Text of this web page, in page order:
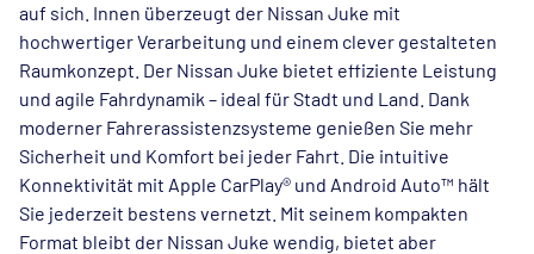
auf sich. Innen überzeugt der Nissan Juke mit
hochwertiger Verarbeitung und einem clever gestalteten
Raumkonzept. Der Nissan Juke bietet effiziente Leistung
und agile Fahrdynamik – ideal für Stadt und Land. Dank
moderner Fahrerassistenzsysteme genießen Sie mehr
Sicherheit und Komfort bei jeder Fahrt. Die intuitive
Konnektivität mit Apple CarPlay® und Android Auto™ hält
Sie jederzeit bestens vernetzt. Mit seinem kompakten
Format bleibt der Nissan Juke wendig, bietet aber